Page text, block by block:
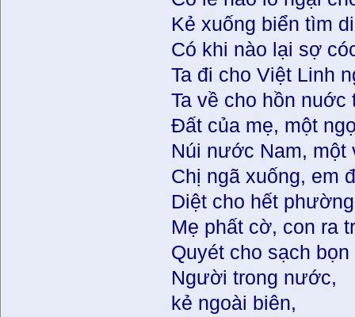
Kẻ xuống biển tìm
Có khi nào lại sợ
Ta đi cho Việt Linh
Ta về cho hồn nuớc
Đất của mẹ, một
Núi nước Nam, một
Chị ngã xuống, em
Diệt cho hết
Mẹ phất cờ, con ra
Quyét cho sạch
Người trong nước,
kẻ ngoài biên,